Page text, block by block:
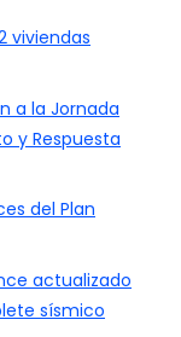
viviendas
a la Jornada
y Respuesta
del Plan
actualizado
sísmico